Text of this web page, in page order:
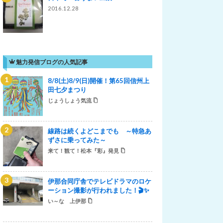
2016.12.28
魅力発信ブログの人気記事
8/8(土)8/9(日)開催！第65回信州上
田七夕まつり
じょうしょう気流
線路は続くよどこまでも ～特急あ
ずさに乗ってみた～
来て！観て！松本『彩』発見
伊那合同庁舎でテレビドラマのロケ
ーション撮影が行われました！🎬✨
い～な 上伊那